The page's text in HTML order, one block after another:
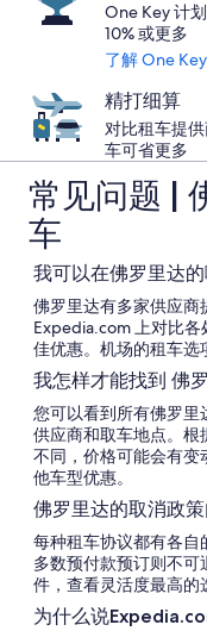
One Key 计
10% 或更多
了解 One
精打细算
对比租车提
车可省更多
常见问题 |
车
我可以在佛罗里达
佛罗里达有多家供应
Expedia.com 上对比
佳优惠。机场的租车选
我怎样才能找到 佛
您可以看到所有佛罗里
供应商和取车地点。根
不同，价格可能会有
他车型优惠。
佛罗里达的取消政
每种租车协议都有各
多数预付款预订则不可
件，查看灵活度最高的
为什么说